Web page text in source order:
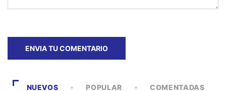
NUEVOS POPULAR COMENTADAS